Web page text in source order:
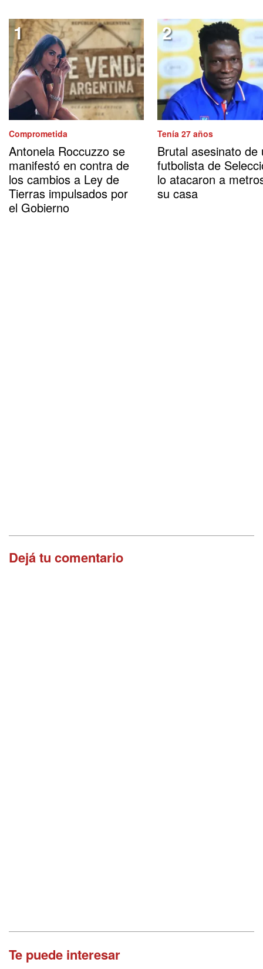
Comprometida
Antonela Roccuzzo se
manifestó en contra de
los cambios a Ley de
Tierras impulsados por
el Gobierno
Tenía 27 años
Brutal asesinato de
futbolista de
lo atacaron a
su casa
Dejá tu comentario
Te puede interesar